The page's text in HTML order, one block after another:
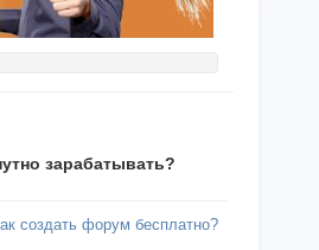
зарабатывать?